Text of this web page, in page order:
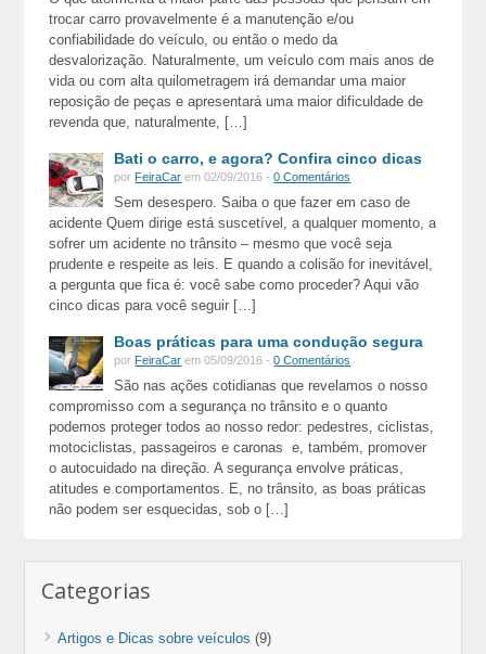
trocar carro provavelmente é a manutenção e/ou
confiabilidade do veículo, ou então o medo da
desvalorização. Naturalmente, um veículo com mais anos de
vida ou com alta quilometragem irá demandar uma maior
reposição de peças e apresentará uma maior dificuldade de
revenda que, naturalmente, […]
Bati o carro, e agora? Confira cinco dicas
por FeiraCar em 02/09/2016 -0 Comentários
Sem desespero. Saiba o que fazer em caso de
acidente Quem dirige está suscetível, a qualquer momento, a
sofrer um acidente no trânsito – mesmo que você seja
prudente e respeite as leis. E quando a colisão for inevitável,
a pergunta que fica é: você sabe como proceder? Aqui vão
cinco dicas para você seguir […]
Boas práticas para uma condução segura
por FeiraCar em 05/09/2016 -0 Comentários
São nas ações cotidianas que revelamos o nosso
compromisso com a segurança no trânsito e o quanto
podemos proteger todos ao nosso redor: pedestres, ciclistas,
motociclistas, passageiros e caronas e, também, promover
o autocuidado na direção. A segurança envolve práticas,
atitudes e comportamentos. E, no trânsito, as boas práticas
não podem ser esquecidas, sob o […]
Categorias
Artigos e Dicas sobre veículos (9)